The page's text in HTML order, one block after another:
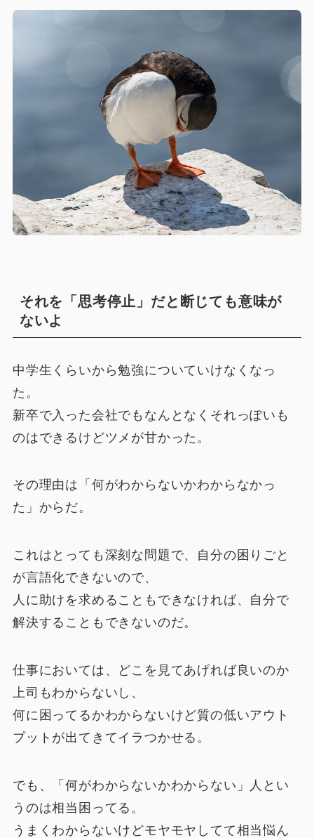
それを「思考停止」だと断じても意味が
ないよ
中学生くらいから勉強についていけなくなっ
た。
新卒で入った会社でもなんとなくそれっぽいも
のはできるけどツメが甘かった。
その理由は「何がわからないかわからなかっ
た」からだ。
これはとっても深刻な問題で、自分の困りごと
が言語化できないので、
人に助けを求めることもできなければ、自分で
解決することもできないのだ。
仕事においては、どこを見てあげれば良いのか
上司もわからないし、
何に困ってるかわからないけど質の低いアウト
プットが出てきてイラつかせる。
でも、「何がわからないかわからない」人とい
うのは相当困ってる。
うまくわからないけどモヤモヤしてて相当悩ん